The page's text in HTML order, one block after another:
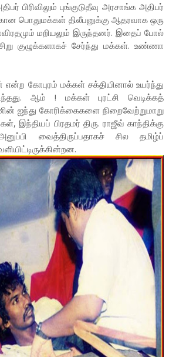
பிரிவிலும் புங்குடுதீவு அரசாங்க அதிபர்
பொதுமக்கள் திலீபனுக்கு ஆதரவாக ஒரு
மறியலும் இருந்தனர். இதைப் போல்
குழுக்களாகச் சேர்ந்து மக்கள். உண்ணா
என்ற கோபுரம் மக்கள் சக்தியினால் உயர்ந்து
ஆம் ! மக்கள் புரட்சி வெடிக்கத்
ஐந்து கோரிக்கைகளை நிறைவேற்றுமாறு
பிரதமர் திரு. ராஜீவ் காந்திக்கு
வைத்திருப்பதாகச் சில தமிழ்ப்